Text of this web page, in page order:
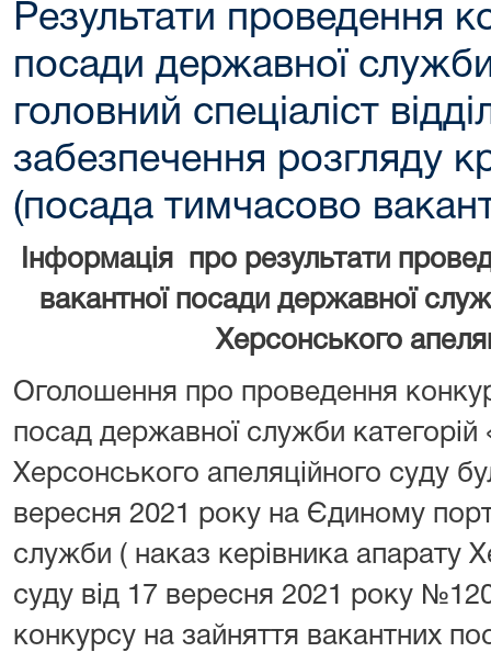
Результати проведення
посади державної служби
головний спеціаліст
забезпечення розгляду
(посада тимчасово
Інформація про результати
вакантної посади державної
Херсонського
Оголошення про проведення
посад державної служби
Херсонського апеляційного суду
вересня 2021 року на Єдиному
служби ( наказ керівника апарату
суду від 17 вересня 2021 року
конкурсу на зайняття вакантних